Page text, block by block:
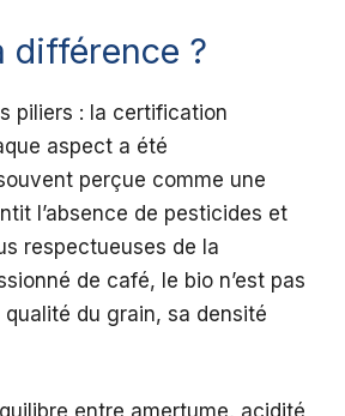
différence ?
piliers : la certification
aspect a été
perçue comme une
l’absence de pesticides et
respectueuses de la
de café, le bio n’est pas
qualité du grain, sa densité